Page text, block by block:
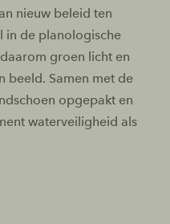
nieuw beleid ten
in de planologische
groen licht en
beeld. Samen met de
opgepakt en
waterveiligheid als